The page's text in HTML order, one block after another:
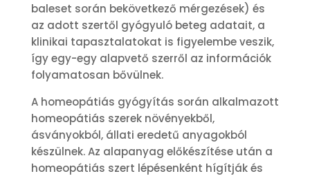
baleset során bekövetkező mérgezések) és
az adott szertől gyógyuló beteg adatait, a
klinikai tapasztalatokat is figyelembe veszik,
így egy-egy alapvető szerről az információk
folyamatosan bővülnek.
A homeopátiás gyógyítás során alkalmazott
homeopátiás szerek növényekből,
ásványokból, állati eredetű anyagokból
készülnek. Az alapanyag előkészítése után a
homeopátiás szert lépésenként hígítják és